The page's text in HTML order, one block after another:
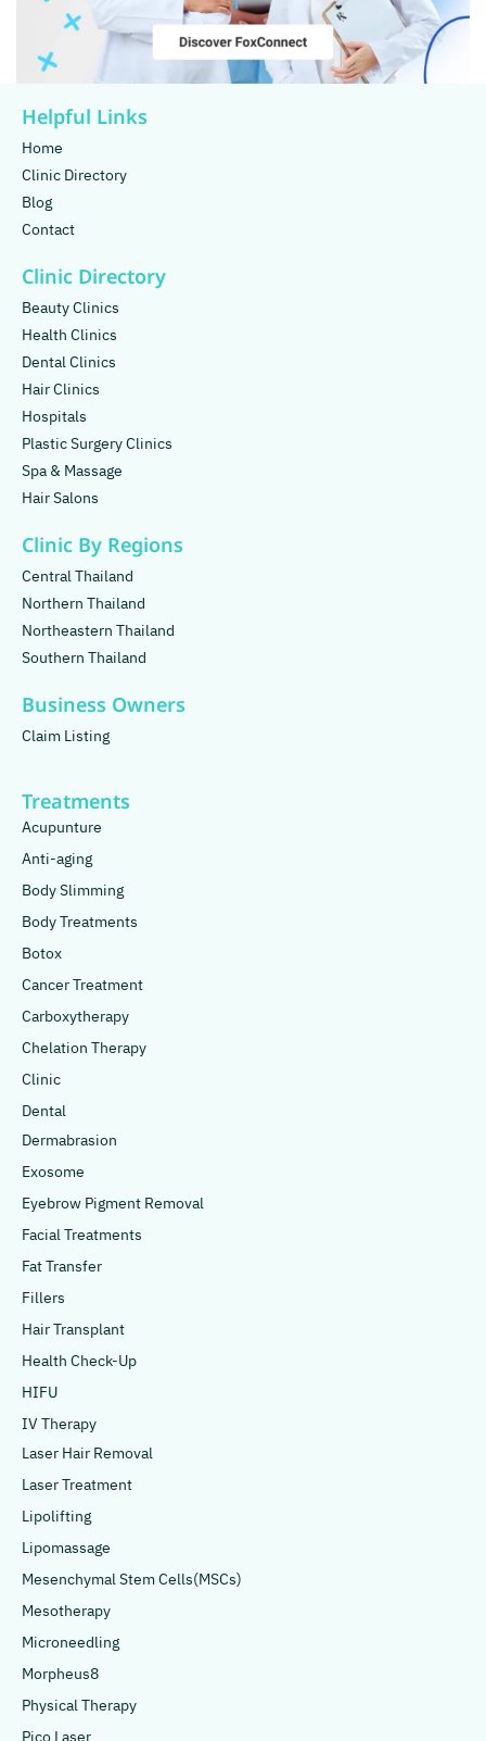
Helpful Links
Home
Clinic Directory
Blog
Contact
Clinic Directory
Beauty Clinics
Health Clinics
Dental Clinics
Hair Clinics
Hospitals
Plastic Surgery Clinics
Spa & Massage
Hair Salons
Clinic By Regions
Central Thailand
Northern Thailand
Northeastern Thailand
Southern Thailand
Business Owners
Claim Listing
Treatments
Acupunture
Anti-aging
Body Slimming
Body Treatments
Botox
Cancer Treatment
Carboxytherapy
Chelation Therapy
Clinic
Dental
Dermabrasion
Exosome
Eyebrow Pigment Removal
Facial Treatments
Fat Transfer
Fillers
Hair Transplant
Health Check-Up
HIFU
IV Therapy
Laser Hair Removal
Laser Treatment
Lipolifting
Lipomassage
Mesenchymal Stem Cells(MSCs)
Mesotherapy
Microneedling
Morpheus8
Physical Therapy